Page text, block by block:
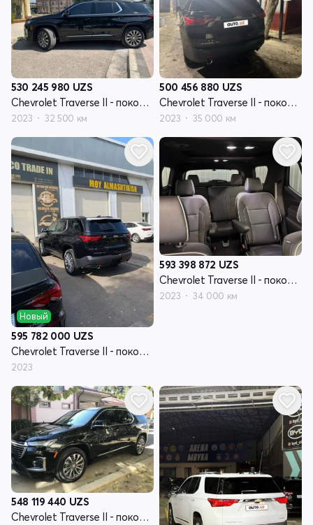
530 245 980 UZS
Chevrolet Traverse II - поколение рестайлинг
2023 32 500 км
500 456 880 UZS
Chevrolet Traverse II - поколение рестайлинг
2023 35 000 км
Новый
595 782 000 UZS
Chevrolet Traverse II - поколение рестайлинг
2023
593 398 872 UZS
Chevrolet Traverse II - поколение рестайлинг
2023 34 000 км
548 119 440 UZS
Chevrolet Traverse II - поколение рестайлинг